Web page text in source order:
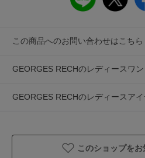
ギャザーデザインもポイントです
・美しい目面と上質な素材感で、
リラックス感を持った軽さ、スト
り、家庭洗濯可能で乾きやすいの
この商品へのお問い合わせはこちら
GEORGES RECHのレディースワ
GEORGES RECHのレディースア
このショップを